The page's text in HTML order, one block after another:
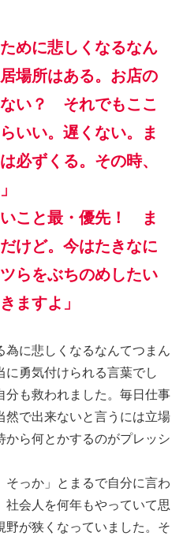
めに悲しくなるなん
場所はある。お店の
い？ それでもここ
いい。遅くない。ま
必ずくる。その時、
いこと最・優先！ ま
けど。今はたきなに
らをぶちのめしたい
ますよ」
に悲しくなるなんてつまん
に勇気付けられる言葉でし
分も救われました。毎日仕事
然で出来ないと言うには立場
から何とかするのがプレッシ
っか」とまるで自分に言わ
社会人を何年もやっていて思
が狭くなっていました。そ